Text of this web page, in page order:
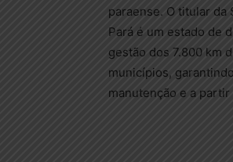
paraense. O titular da
Pará é um estado de
gestão dos 7.800 km
municípios,
manutenção e a